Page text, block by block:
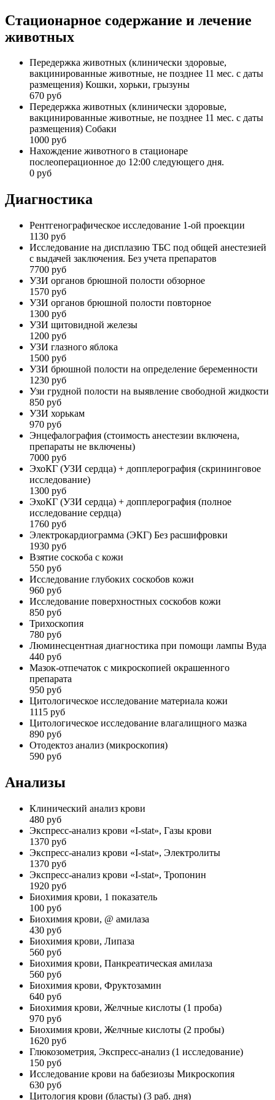
Стационарное содержание и лечение
животных
Передержка животных (клинически здоровые,
вакцинированные животные, не позднее 11 мес. с даты
размещения) Кошки, хорьки, грызуны
670 руб
Передержка животных (клинически здоровые,
вакцинированные животные, не позднее 11 мес. с даты
размещения) Собаки
1000 руб
Нахождение животного в стационаре
послеоперационное до 12:00 следующего дня.
0 руб
Диагностика
Рентгенографическое исследование 1-ой проекции
1130 руб
Исследование на дисплазию ТБС под общей анестезией
с выдачей заключения. Без учета препаратов
7700 руб
УЗИ органов брюшной полости обзорное
1570 руб
УЗИ органов брюшной полости повторное
1300 руб
УЗИ щитовидной железы
1200 руб
УЗИ глазного яблока
1500 руб
УЗИ брюшной полости на определение беременности
1230 руб
Узи грудной полости на выявление свободной жидкости
850 руб
УЗИ хорькам
970 руб
Энцефалография (стоимость анестезии включена,
препараты не включены)
7000 руб
ЭхоКГ (УЗИ сердца) + допплерография (скрининговое
исследование)
1300 руб
ЭхоКГ (УЗИ сердца) + допплерография (полное
исследование сердца)
1760 руб
Электрокардиограмма (ЭКГ) Без расшифровки
1930 руб
Взятие соскоба с кожи
550 руб
Исследование глубоких соскобов кожи
960 руб
Исследование поверхностных соскобов кожи
850 руб
Трихоскопия
780 руб
Люминесцентная диагностика при помощи лампы Вуда
440 руб
Мазок-отпечаток с микроскопией окрашенного
препарата
950 руб
Цитологическое исследование материала кожи
1115 руб
Цитологическое исследование влагалищного мазка
890 руб
Отодектоз анализ (микроскопия)
590 руб
Анализы
Клинический анализ крови
480 руб
Экспресс-анализ крови «I-stat», Газы крови
1370 руб
Экспресс-анализ крови «I-stat», Электролиты
1370 руб
Экспресс-анализ крови «I-stat», Тропонин
1920 руб
Биохимия крови, 1 показатель
100 руб
Биохимия крови, @ амилаза
430 руб
Биохимия крови, Липаза
560 руб
Биохимия крови, Панкреатическая амилаза
560 руб
Биохимия крови, Фруктозамин
640 руб
Биохимия крови, Желчные кислоты (1 проба)
970 руб
Биохимия крови, Желчные кислоты (2 пробы)
1620 руб
Глюкозометрия, Экспресс-анализ (1 исследование)
150 руб
Исследование крови на бабезиозы Микроскопия
630 руб
Цитология крови (бласты) (3 раб. дня)